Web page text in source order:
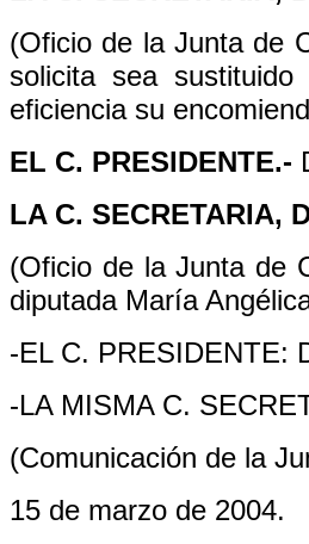
(Oficio de la Junta de
solicita sea
eficiencia su
EL C. PRESIDENTE.-
LA C. SECRETARIA,
(Oficio de la Junta de
diputada María
-EL C. PRESIDENTE:
-LA MISMA C.
(Comunicación de la
15 de marzo de 2004.